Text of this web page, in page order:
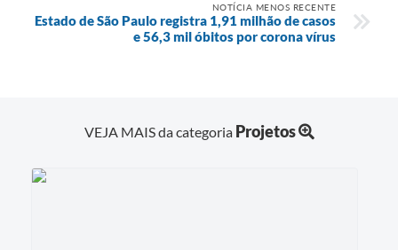
NOTÍCIA MENOS RECENTE
Estado de São Paulo registra 1,91 milhão de casos
e 56,3 mil óbitos por corona vírus
VEJA MAIS da categoria Projetos